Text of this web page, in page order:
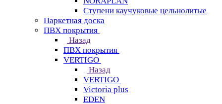
Ступени каучуковые цельнолитые
Паркетная доска
ПВХ покрытия
Назад
ПВХ покрытия
VERTIGO
Назад
VERTIGO
Victoria plus
EDEN